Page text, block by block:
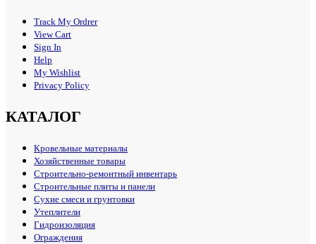
Track My Ordrer
View Cart
Sign In
Help
My Wishlist
Privacy Policy
КАТАЛОГ
Кровельные материалы
Хозяйственные товары
Строительно-ремонтный инвентарь
Строительные плиты и панели
Сухие смеси и грунтовки
Утеплители
Гидроизоляция
Ограждения